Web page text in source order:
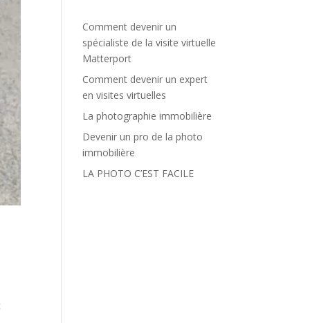
Comment devenir un
spécialiste de la visite virtuelle
Matterport
Comment devenir un expert
en visites virtuelles
La photographie immobilière
Devenir un pro de la photo
immobilière
LA PHOTO C’EST FACILE